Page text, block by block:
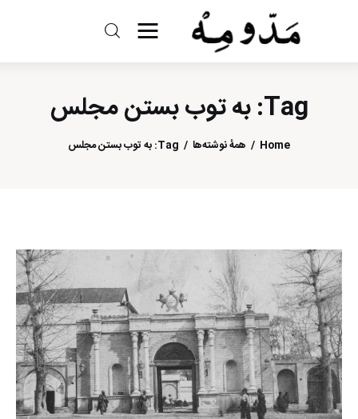
Tag: به توب بستن مجلس
Home همهٔ نوشته‌ها Tag: به توب بستن مجلس
مد و مه
ادبیات
سینما
درباره ما